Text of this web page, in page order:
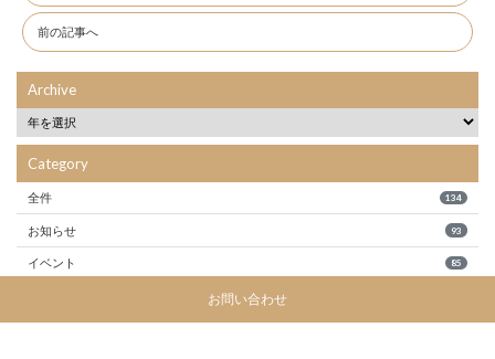
前の記事へ
Archive
Category
全件 134
お知らせ 93
イベント 85
お問い合わせ